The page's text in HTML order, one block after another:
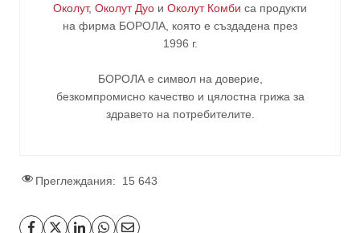
Околут, Околут Дуо и Околут Комби са продукти
на фирма БОРОЛА , която е създадена през
1996 г.
БОРОЛА е символ на доверие,
безкомпромисно качество и цялостна грижа за
здравето на потребителите
Преглеждания: 15 643